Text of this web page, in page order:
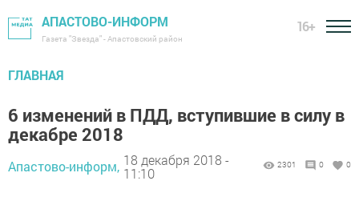
АПАСТОВО-ИНФОРМ
Газета "Звезда" - Апастовский район
16+
ГЛАВНАЯ
6 изменений в ПДД, вступившие в силу в
декабре 2018
Апастово-информ, 18 декабря 2018 -
11:10
2301 0 0